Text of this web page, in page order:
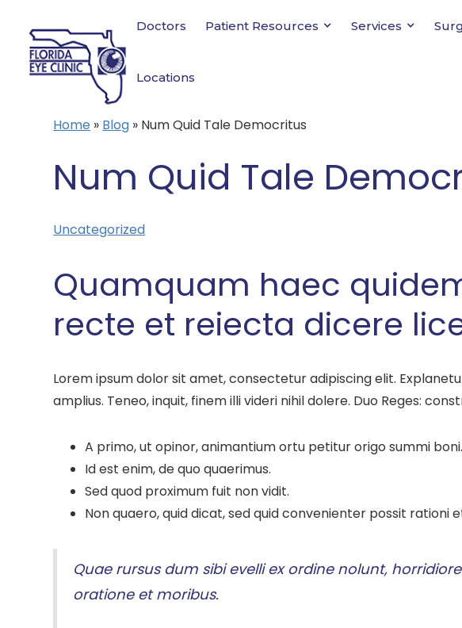
Doctors Patient Resources Services
Locations
Home » Blog » Num Quid Tale Democritus
Num Quid Tale
Uncategorized
Quamquam haec
recte et reiecta dicere
Lorem ipsum dolor sit amet, consectetur adipiscing elit.
amplius. Teneo, inquit, finem illi videri nihil dolere. Duo Reges:
A primo, ut opinor, animantium ortu petitur origo summi boni.
Id est enim, de quo quaerimus.
Sed quod proximum fuit non vidit.
Non quaero, quid dicat, sed quid convenienter possit rationi
Quae rursus dum sibi evelli ex ordine nolunt,
oratione et moribus.